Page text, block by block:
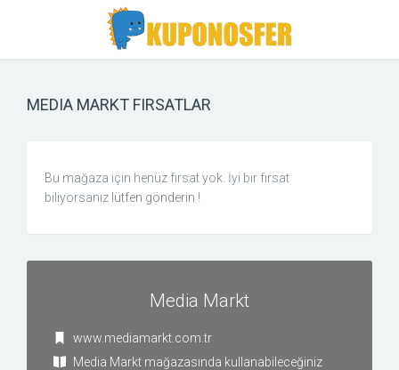
navigation
MEDIA MARKT FIRSATLAR
Bu mağaza için henüz fırsat yok. İyi bir fırsat
biliyorsanız lütfen gönderin !
Media Markt
www.mediamarkt.com.tr
Media Markt mağazasında kullanabileceğiniz